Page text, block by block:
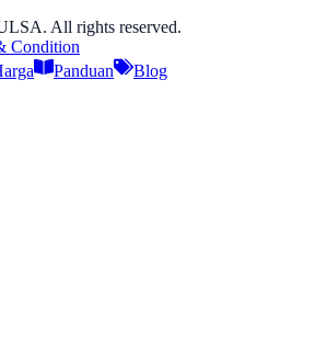
All rights reserved.
Condition
Panduan Blog